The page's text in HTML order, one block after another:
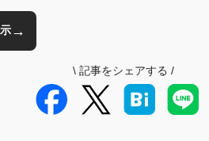
→
\ 記事をシェアする /